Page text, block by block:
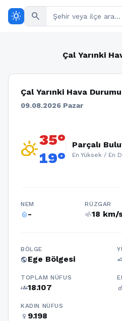
wb_sunny search
Çal Yarınki
Çal Yarınki Hava Durumu
09.08.2026 Pazar
partly_cloudy_day35°
19°
Parçalı
En Yüksek / En
NEM
humidity_percentage-
RÜZGAR
air18 km/
BÖLGE
publicEge Bölgesi
TOPLAM NÜFUS
groups18.107
KADIN NÜFUS
female 9.198